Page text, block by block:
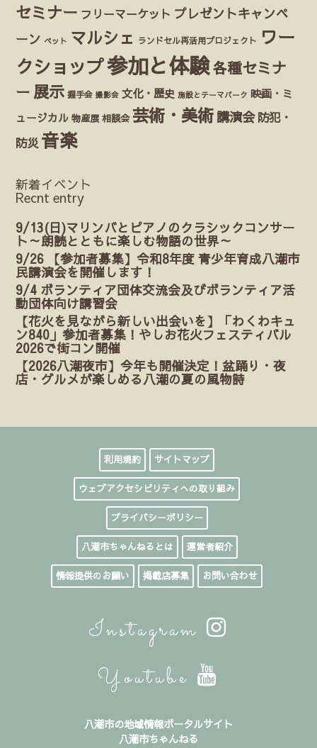
セミナー フリーマーケット プレゼントキャンペ
ーン ペット マルシェ ランドセル再活用プロジェクト ワー
クショップ参加と体験各種セミナ
ー 展示 握手会 撮影会 文化・歴史 施設とテーマパーク 映画・ミ
ュージカル 物産展 相談会 芸術・美術 講演会 防犯・
防災 音楽
新着イベント
Recnt entry
9/13(日)マリンバとピアノのクラシックコンサー
ト～朗読とともに楽しむ物語の世界～
9/26 【参加者募集】令和8年度 青少年育成八潮市
民講演会を開催します！
9/4 ボランティア団体交流会及びボランティア活
動団体向け講習会
【花火を見ながら新しい出会いを】「わくわキュ
ン840」参加者募集！やしお花火フェスティバル
2026で街コン開催
【2026八潮夜市】今年も開催決定！盆踊り・夜
店・グルメが楽しめる八潮の夏の風物詩
利用規約 サイトマップ
ウェブアクセシビリティへの取り組み
プライバシーポリシー
八潮市ちゃんねるとは 運営者紹介
情報提供のお願い 掲載店募集 お問い合わせ
Instagram
Youtube
八潮市の地域情報ポータルサイト
八潮市ちゃんねる